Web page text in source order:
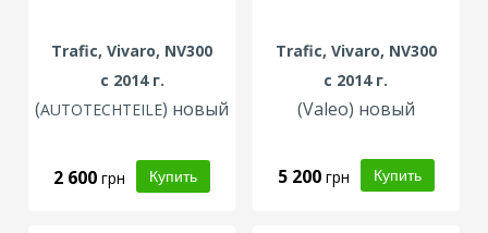
Trafic, Vivaro, NV300
с 2014 г.
(AUTOTECHTEILE) новый
2 600грн
Trafic, Vivaro, NV300
с 2014 г.
(Valeo) новый
5 200 грн